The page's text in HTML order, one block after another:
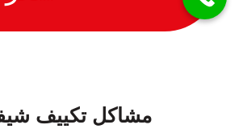
مشاكل تكييف